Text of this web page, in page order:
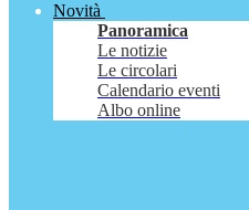
Novità
Panoramica
Le notizie
Le circolari
Calendario eventi
Albo online